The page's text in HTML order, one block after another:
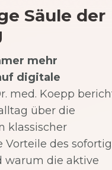
Säule der
mehr
digitale
med. Koepp
über die
klassischer
Vorteile des
warum die aktive